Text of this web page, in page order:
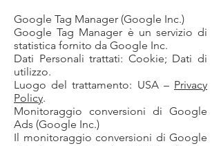
Google Tag Manager (Google Inc.)
Google Tag Manager è un servizio di
statistica fornito da Google Inc.
Dati Personali trattati: Cookie; Dati di
utilizzo.
Luogo del trattamento: USA – Privacy
Policy.
Monitoraggio conversioni di Google
Ads (Google Inc.)
Il monitoraggio conversioni di Google